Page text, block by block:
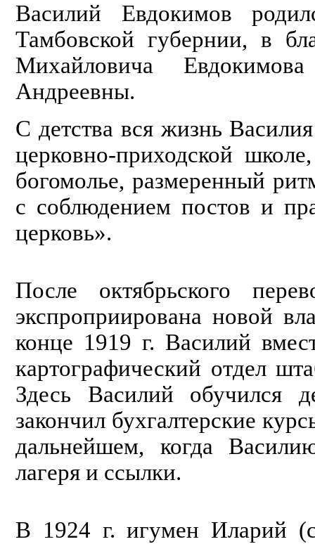
Василий Евдокимов
Тамбовской губернии, в
Михайловича
Андреевны.
С детства вся жизнь
церковно-приходской
богомолье, размеренный
с соблюдением постов и
церковь».
После октябрьского
экспроприирована новой
конце 1919 г. Василий
картографический отдел
Здесь Василий обучился
закончил бухгалтерские
дальнейшем, когда
лагеря и ссылки.
В 1924 г. игумен Иларий